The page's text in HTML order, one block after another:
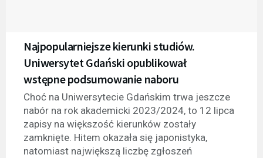
Najpopularniejsze kierunki studiów.
Uniwersytet Gdański opublikował
wstępne podsumowanie naboru
Choć na Uniwersytecie Gdańskim trwa jeszcze
nabór na rok akademicki 2023/2024, to 12 lipca
zapisy na większość kierunków zostały
zamknięte. Hitem okazała się japonistyka,
natomiast największą liczbę zgłoszeń